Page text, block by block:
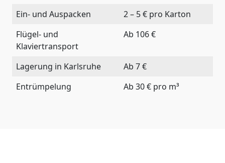
Ein- und Auspacken
2 – 5 € pro Karton
Flügel- und
Klaviertransport
Ab 106 €
Lagerung in Karlsruhe
Ab 7 €
Entrümpelung
Ab 30 € pro m³